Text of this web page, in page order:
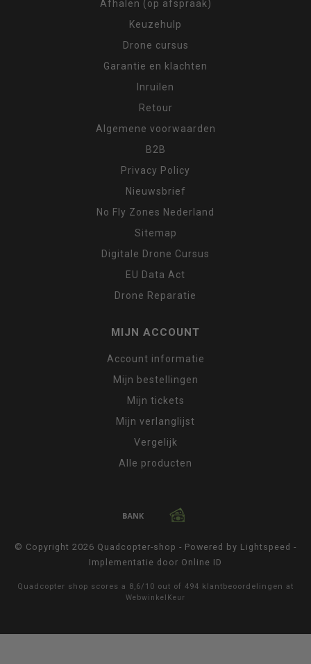
Afhalen (op afspraak)
Keuzehulp
Drone cursus
Garantie en klachten
Inruilen
Retour
Algemene voorwaarden
B2B
Privacy Policy
Nieuwsbrief
No Fly Zones Nederland
Sitemap
Digitale Drone Cursus
EU Data Act
Drone Reparatie
MIJN ACCOUNT
Account informatie
Mijn bestellingen
Mijn tickets
Mijn verlanglijst
Vergelijk
Alle producten
© Copyright 2026 Quadcopter-shop - Powered by Lightspeed -
Implementatie door Online ID
Quadcopter shop scores a 8,6/ 10 out of 494 klantbeoordelingen at
WebwinkelKeur